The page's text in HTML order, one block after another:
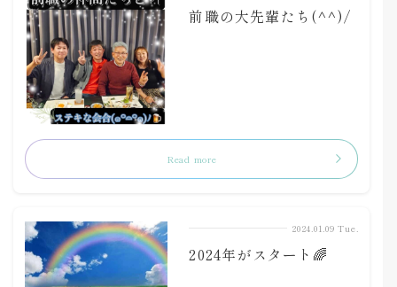
前職の大先輩たち(^^)/
Read more
2024.01.09 Tue.
2024年がスタート🌈